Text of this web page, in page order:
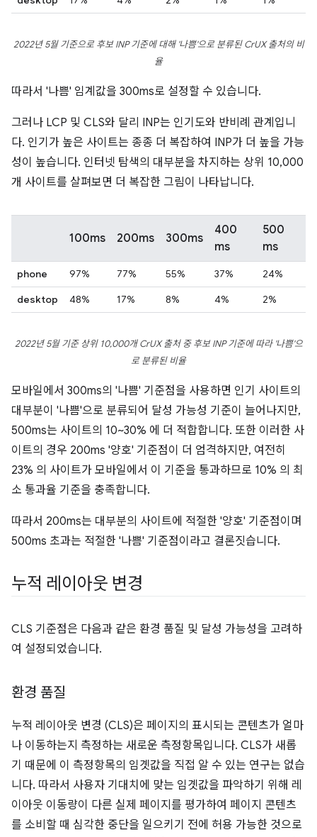
2022년 5월 기준으로 후보 INP 기준에 대해 '나쁨'으로 분류된 CrUX 출처의 비
율
따라서 '나쁨' 임계값을 300ms로 설정할 수 있습니다.
그러나 LCP 및 CLS와 달리 INP는 인기도와 반비례 관계입니
다. 인기가 높은 사이트는 종종 더 복잡하여 INP가 더 높을 가능
성이 높습니다. 인터넷 탐색의 대부분을 차지하는 상위 10,000
개 사이트를 살펴보면 더 복잡한 그림이 나타납니다.
100ms 200ms 300ms
400
ms
500
ms
phone 97% 77% 55% 37%
24%
desktop
48% 17% 8% 4% 2%
2022년 5월 기준 상위 10,000개 CrUX 출처 중 후보 INP 기준에 따라 '나쁨'으
로 분류된 비율
모바일에서 300ms의 '나쁨' 기준점을 사용하면 인기 사이트의
대부분이 '나쁨'으로 분류되어 달성 가능성 기준이 늘어나지만,
500ms는 사이트의 10~30% 에 더 적합합니다. 또한 이러한 사
이트의 경우 200ms '양호' 기준점이 더 엄격하지만, 여전히
23% 의 사이트가 모바일에서 이 기준을 통과하므로 10% 의 최
소 통과율 기준을 충족합니다.
따라서 200ms는 대부분의 사이트에 적절한 '양호' 기준점이며
500ms 초과는 적절한 '나쁨' 기준점이라고 결론짓습니다.
누적 레이아웃 변경
CLS 기준점은 다음과 같은 환경 품질 및 달성 가능성을 고려하
여 설정되었습니다.
환경 품질
누적 레이아웃 변경 (CLS)은 페이지의 표시되는 콘텐츠가 얼마
나 이동하는지 측정하는 새로운 측정항목입니다. CLS가 새롭
기 때문에 이 측정항목의 임곗값을 직접 알 수 있는 연구는 없습
니다. 따라서 사용자 기대치에 맞는 임곗값을 파악하기 위해 레
이아웃 이동량이 다른 실제 페이지를 평가하여 페이지 콘텐츠
를 소비할 때 심각한 중단을 일으키기 전에 허용 가능한 것으로